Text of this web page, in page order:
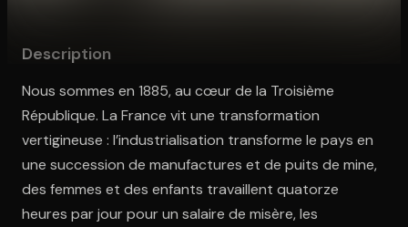
Description
Nous sommes en 1885, au cœur de la Troisième
République. La France vit une transformation
vertigineuse : l’industrialisation transforme le pays en
une succession de manufactures et de puits de mine,
des femmes et des enfants travaillent quatorze
heures par jour pour un salaire de misère, les